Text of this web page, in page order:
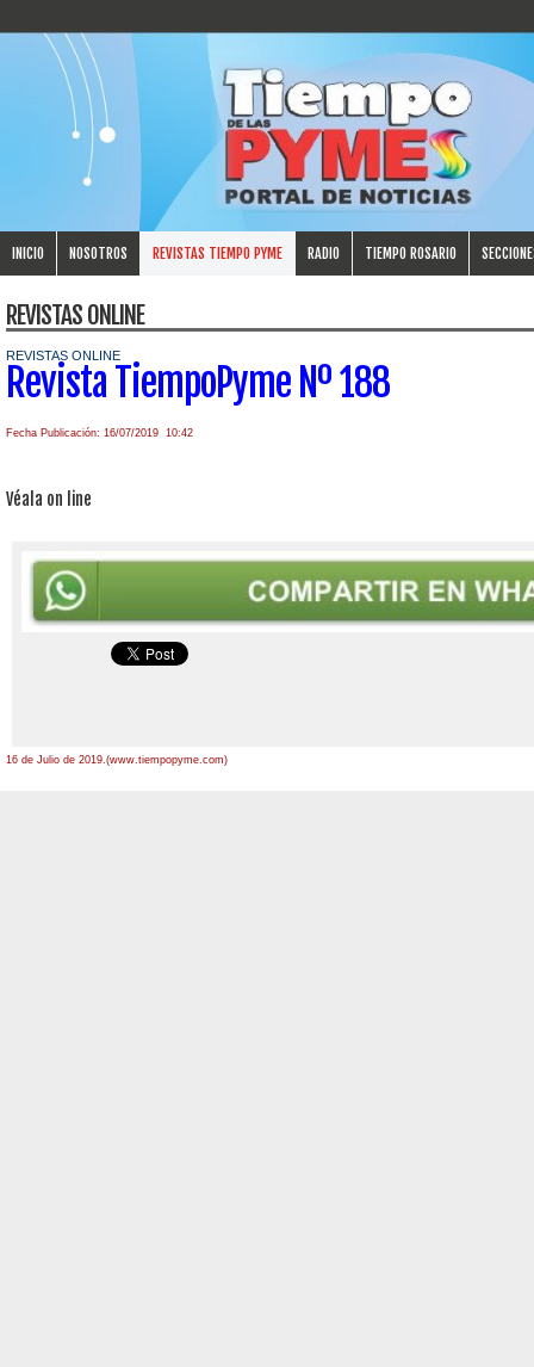
INICIO NOSOTROS REVISTAS TIEMPO PYME RADIO TIEMPO ROSARIO
REVISTAS ONLINE
REVISTAS ONLINE
Revista TiempoPyme Nº 188
Fecha Publicación: 16/07/2019 10:42
Véala on line
16 de Julio de 2019.(www.tiempopyme.com)